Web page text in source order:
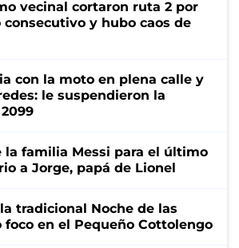
vecinal cortaron ruta 2 por
consecutivo y hubo caos de
con la moto en plena calle y
le suspendieron la
la familia Messi para el último
a Jorge, papá de Lionel
tradicional Noche de las
foco en el Pequeño Cottolengo